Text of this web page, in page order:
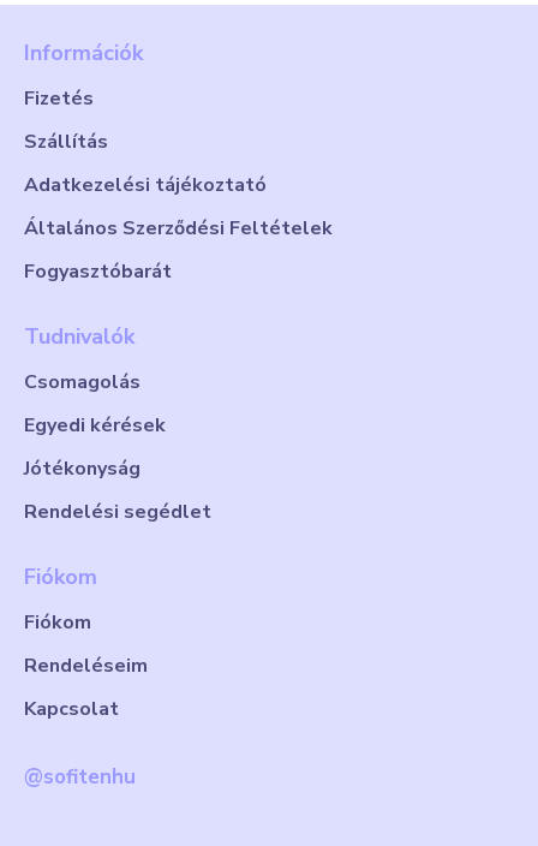
Információk
Fizetés
Szállítás
Adatkezelési tájékoztató
Általános Szerződési Feltételek
Fogyasztóbarát
Tudnivalók
Csomagolás
Egyedi kérések
Jótékonyság
Rendelési segédlet
Fiókom
Fiókom
Rendeléseim
Kapcsolat
@sofitenhu